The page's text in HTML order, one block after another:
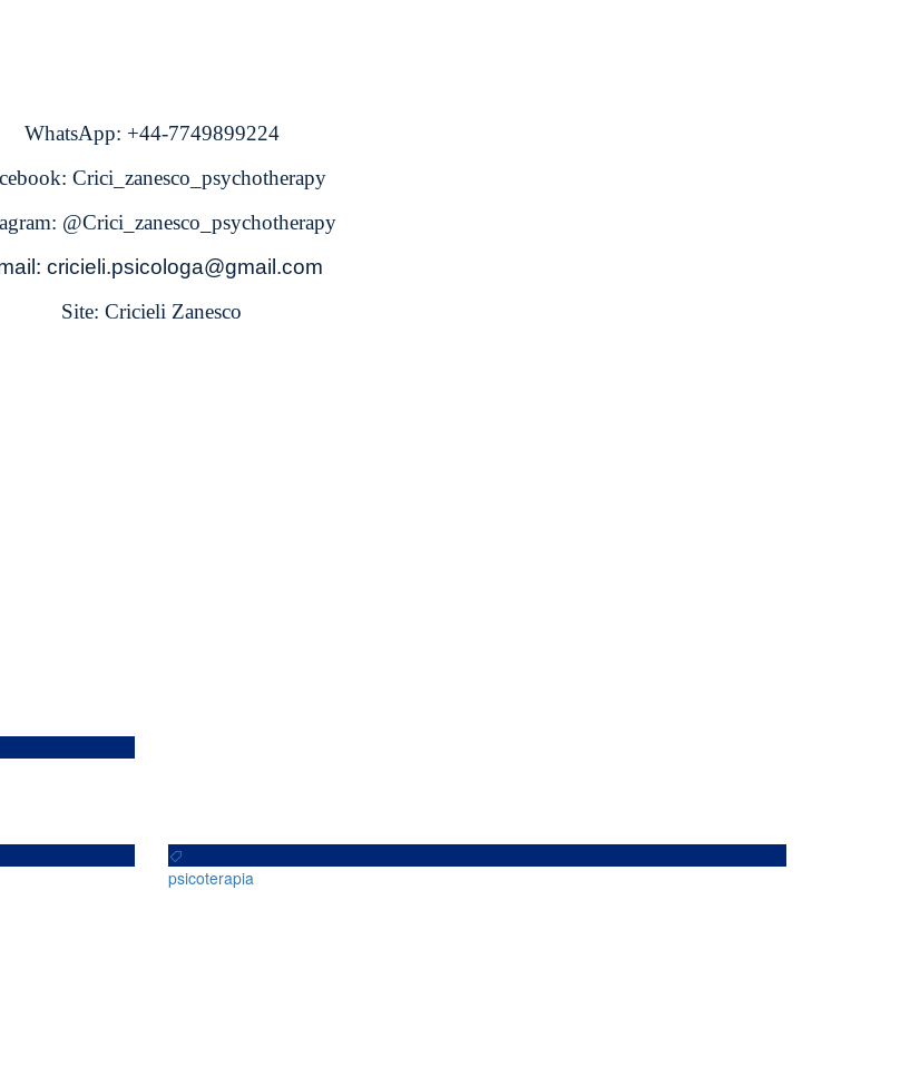
WhatsApp: +44-7749899224
Crici_zanesco_psychotherapy
@Crici_zanesco_psychotherapy
cricieli.psicologa@gmail.com
Site: Cricieli Zanesco
psicoterapia